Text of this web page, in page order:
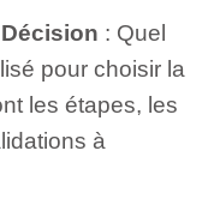
: Quel
pour choisir la
les étapes, les
à